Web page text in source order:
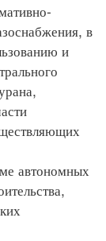
в
и
автономных